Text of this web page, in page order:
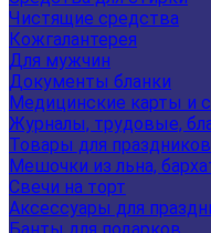
Чистящие средства
Кожгалантерея
Для мужчин
Документы бланки
Медицинские карты и
Журналы, трудовые,
Товары для праздников
Мешочки из льна,
Свечи на торт
Аксессуары для